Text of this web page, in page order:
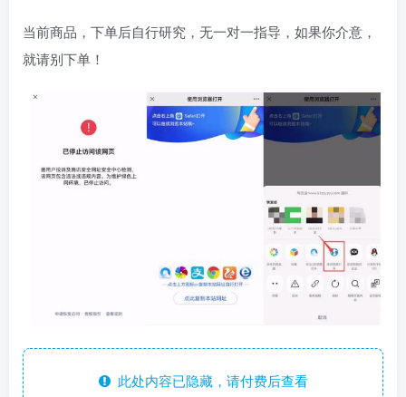
当前商品，下单后自行研究，无一对一指导，如果你介意，
就请别下单！
此处内容已隐藏，请付费后查看